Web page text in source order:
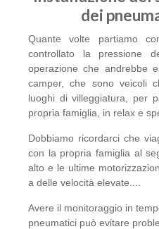
dei
Quante volte partiamo
controllato la pressione
operazione che andrebbe
camper, che sono veicoli
luoghi di villeggiatura, per
propria famiglia, in relax e
Dobbiamo ricordarci che
con la propria famiglia al
alto e le ultime
a delle velocità elevate....
Avere il monitoraggio in
pneumatici può evitare